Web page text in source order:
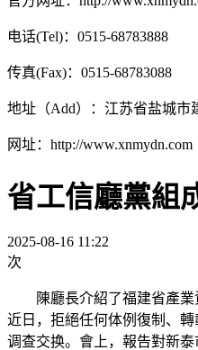
电话(Tel)：0515-68783888
传真(Fax)：0515-68783088
地址（Add）：江苏省盐城市
网址：http://www.xnmydn.com
省工信廳黨組
2025-08-16 11:22
次
陳廳長介紹了福建省產業資
近日，拒絕任何体例復制、
调查交换。會上，報告對新